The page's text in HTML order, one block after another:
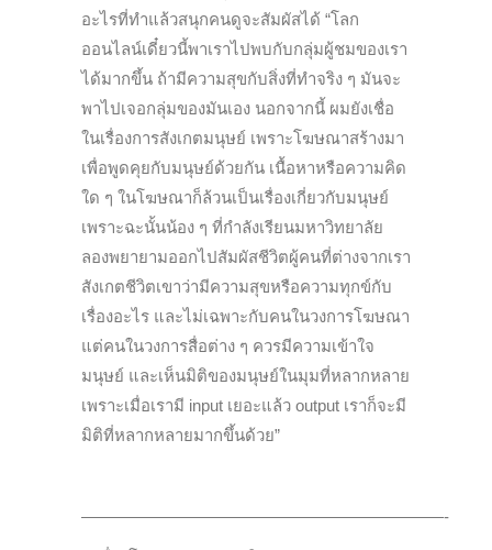
อะไรที่ทำแล้วสนุกคนดูจะสัมผัสได้ “โลก
ออนไลน์เดี๋ยวนี้พาเราไปพบกับกลุ่มผู้ชมของเรา
ได้มากขึ้น ถ้ามีความสุขกับสิ่งที่ทำจริง ๆ มันจะ
พาไปเจอกลุ่มของมันเอง นอกจากนี้ ผมยังเชื่อ
ในเรื่องการสังเกตมนุษย์ เพราะโฆษณาสร้างมา
เพื่อพูดคุยกับมนุษย์ด้วยกัน เนื้อหาหรือความคิด
ใด ๆ ในโฆษณาก็ล้วนเป็นเรื่องเกี่ยวกับมนุษย์
เพราะฉะนั้นน้อง ๆ ที่กำลังเรียนมหาวิทยาลัย
ลองพยายามออกไปสัมผัสชีวิตผู้คนที่ต่างจากเรา
สังเกตชีวิตเขาว่ามีความสุขหรือความทุกข์กับ
เรื่องอะไร และไม่เฉพาะกับคนในวงการโฆษณา
แต่คนในวงการสื่อต่าง ๆ ควรมีความเข้าใจ
มนุษย์ และเห็นมิติของมนุษย์ในมุมที่หลากหลาย
เพราะเมื่อเรามี input เยอะแล้ว output เราก็จะมี
มิติที่หลากหลายมากขึ้นด้วย”
——————————————————————-